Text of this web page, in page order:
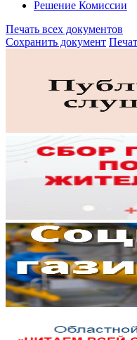
Решение Комиссии
Печать всех документов
Сохранить документ